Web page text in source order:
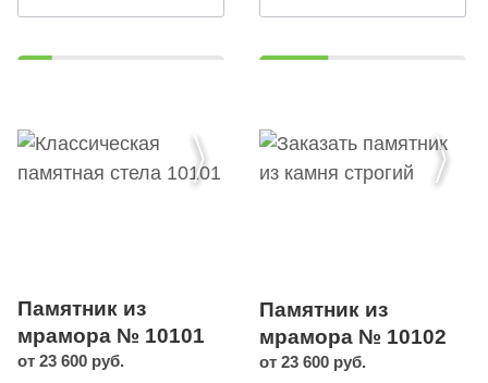
Памятник из
мрамора № 10101
от 23 600 руб.
Памятник из
мрамора № 10102
от 23 600 руб.